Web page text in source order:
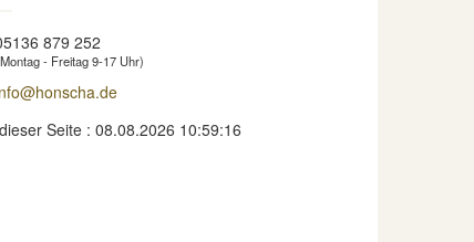
879 252
- Freitag 9-17 Uhr)
Seite : 08.08.2026 10:59:16